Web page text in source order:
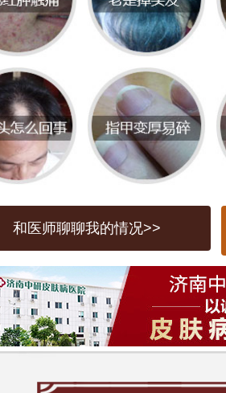
备，能够为患者提供有
时，医生可能会采用
等方法，具体治疗方案
而定。
接受医院的治疗外，患
些护理措施来帮助缓解
干燥，避免长时间暴露
眠和均衡的饮食等都有
来说，济南中研医院的
错的选择，患者可以在
帮助他们摆脱扁平疣带
和医师聊聊我的情况>>